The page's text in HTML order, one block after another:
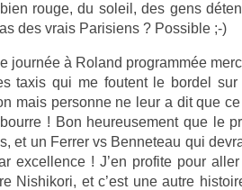
rouge, du sol­eil, des gens
des vrais Parisiens ? Pos­sible ;-)
journée à Roland pro­grammée
taxis qui me foutent le bor­del
mais per­son­ne ne leur a dit que
! Bon heureuse­ment que le
et un Ferr­er vs Be­nneteau qui
ex­cell­ence ! J’en pro­fite pour
Nis­hikori, et c’est une autre